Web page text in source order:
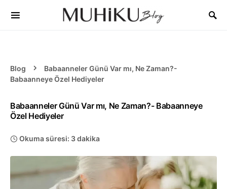
Blog
Babaanneler Günü Var mı, Ne Zaman?-
Babaanneye Özel Hediyeler
Babaanneler Günü Var mı, Ne Zaman?- Babaanneye
Özel Hediyeler
Okuma süresi: 3 dakika